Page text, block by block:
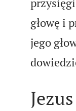
głowę i
jego